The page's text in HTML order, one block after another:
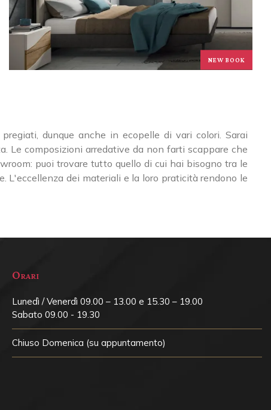
NEW BOOK
dunque anche in ecopelle di vari colori. Sarai
Le composizioni arredative da non farti scappare che
puoi trovare tutto quello di cui hai bisogno tra le
L'eccellenza dei materiali e la loro praticità rendono le
Orari
Lunedì / Venerdì 09.00 – 13.00 e 15.30 – 19.00
Sabato 09.00 - 19.30
Chiuso Domenica (su appuntamento)